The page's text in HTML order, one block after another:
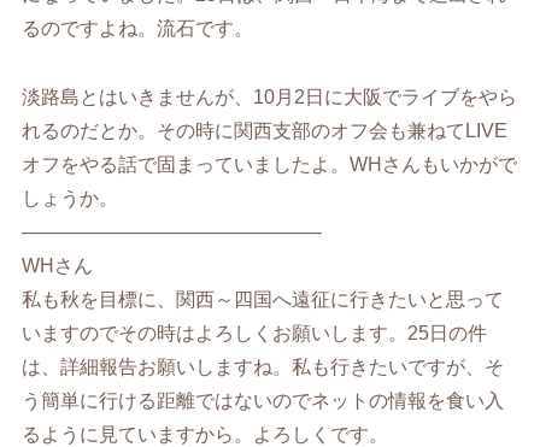
るのですよね。流石です。
淡路島とはいきませんが、10月2日に大阪でライブをやら
れるのだとか。その時に関西支部のオフ会も兼ねてLIVE
オフをやる話で固まっていましたよ。WHさんもいかがで
しょうか。
———————————————–
WHさん
私も秋を目標に、関西～四国へ遠征に行きたいと思って
いますのでその時はよろしくお願いします。25日の件
は、詳細報告お願いしますね。私も行きたいですが、そ
う簡単に行ける距離ではないのでネットの情報を食い入
るように見ていますから。よろしくです。